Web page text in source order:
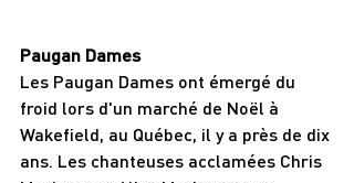
Paugan Dames
Les Paugan Dames ont émergé du
froid lors d'un marché de Noël à
Wakefield, au Québec, il y a près de dix
ans. Les chanteuses acclamées Chris